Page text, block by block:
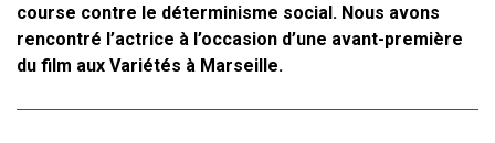
course contre le déterminisme social. Nous avons
rencontré l’actrice à l’occasion d’une avant-première
du film aux Variétés à Marseille.